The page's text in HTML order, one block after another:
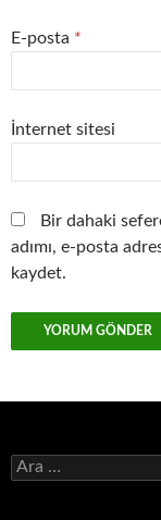
E-posta *
İnternet sitesi
Bir dahaki
adımı, e-posta
kaydet.
Arama: